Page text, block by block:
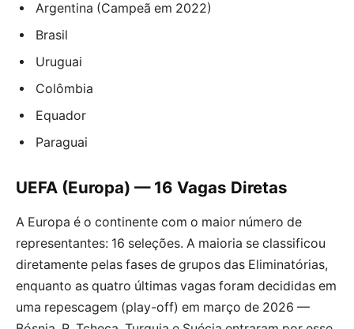
Argentina (Campeã em 2022)
Brasil
Uruguai
Colômbia
Equador
Paraguai
UEFA (Europa) — 16 Vagas Diretas
A Europa é o continente com o maior número de
representantes: 16 seleções. A maioria se classificou
diretamente pelas fases de grupos das Eliminatórias,
enquanto as quatro últimas vagas foram decididas em
uma repescagem (play-off) em março de 2026 —